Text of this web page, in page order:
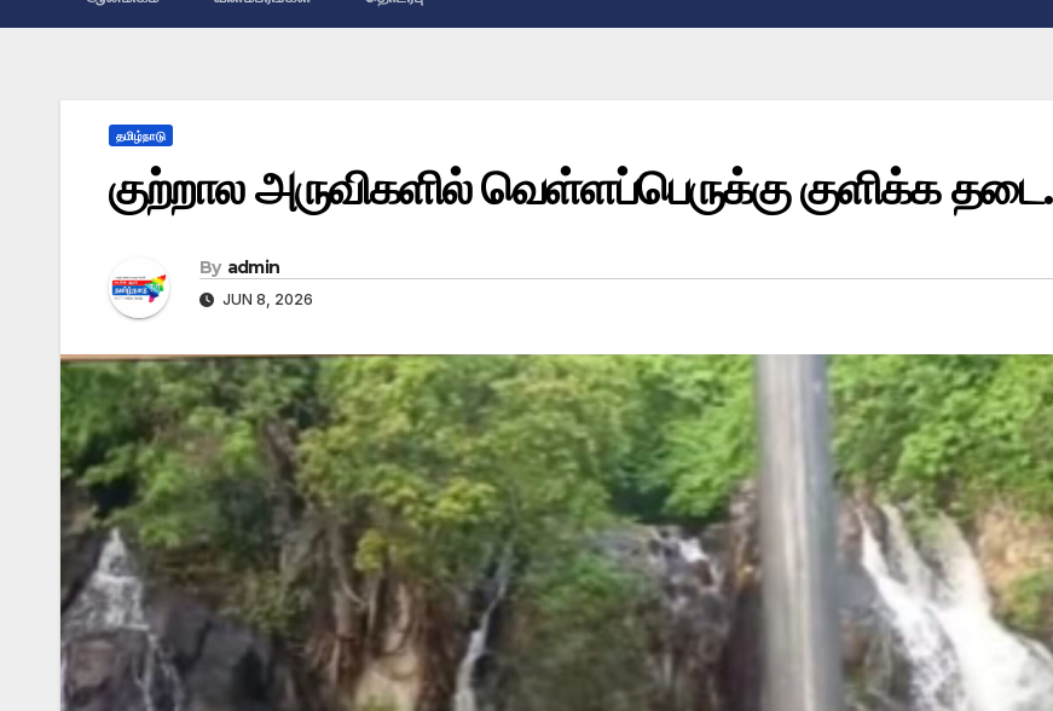
தமிழ்நாடு
குற்றால அருவிகளில் வெள்ளப்பெருக்கு குளிக்க தடை.
By admin
JUN 8, 2026